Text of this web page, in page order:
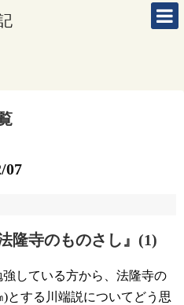
07
隆寺のものさし』(1)
している方から、法隆寺の
とする川端説についてどう思